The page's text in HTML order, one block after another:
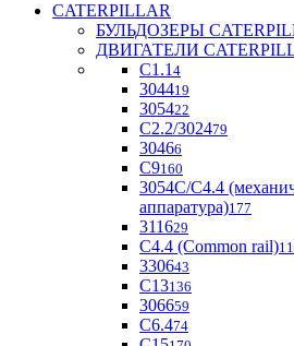
CATERPILLAR
БУЛЬДОЗЕРЫ
ДВИГАТЕЛИ
C1.1 4
304419
305422
С2.2/302479
30466
С9160
3054С/С4.4
аппаратура)177
311629
С4.4 (Common rail)
330643
С13136
306659
С6.474